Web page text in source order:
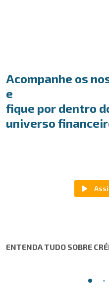
Acompanhe os
e
fique por dentro
universo
ENTENDA TUDO SOBRE